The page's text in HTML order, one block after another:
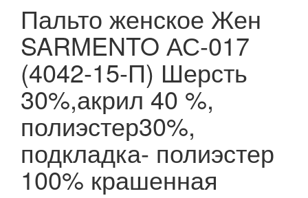
Пальто женское Жен
SARMENTO АС-017
(4042-15-П) Шерсть
30%,акрил 40 %,
полиэстер30%,
подкладка- полиэстер
100% крашенная